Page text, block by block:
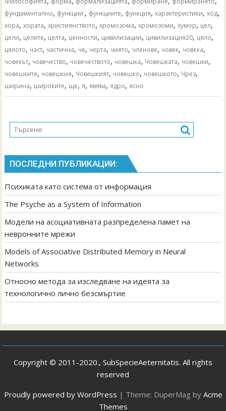
фундаментално, функции:, функциите, функция,характеристики,ход,
хора,хората,християнството,хромозома,хромозоми,хумор, цел,
цели, целите, целта, ценности, цивилизации, цивилизация20, цяло,
цялото, част, частична, че, черта, чиято, членове, човек, човека,
човекът, човечество, човечеството, човешка, Човешката, човешки,
човешките, човешкия, Човешкият, човешко, човешкото, Чрез,
ширина, широките, ще, я, явява, ядро, ясно
ПОСЛЕДНИ ПУБЛИКАЦИИ:
Психиката като система от информация
The Psyche as a System of Information
Модели на асоциативната разпределена памет на
невронните мрежи
Models of Associative Distributed Memory in Neural
Networks
Относно метода за изследване на идеята за
технологично лично безсмъртие
Copyright © 2011-2020., SubSpecieAeternitatis. All rights
reserved
Proudly powered by WordPress | Theme: DuperMag by Acme
Themes